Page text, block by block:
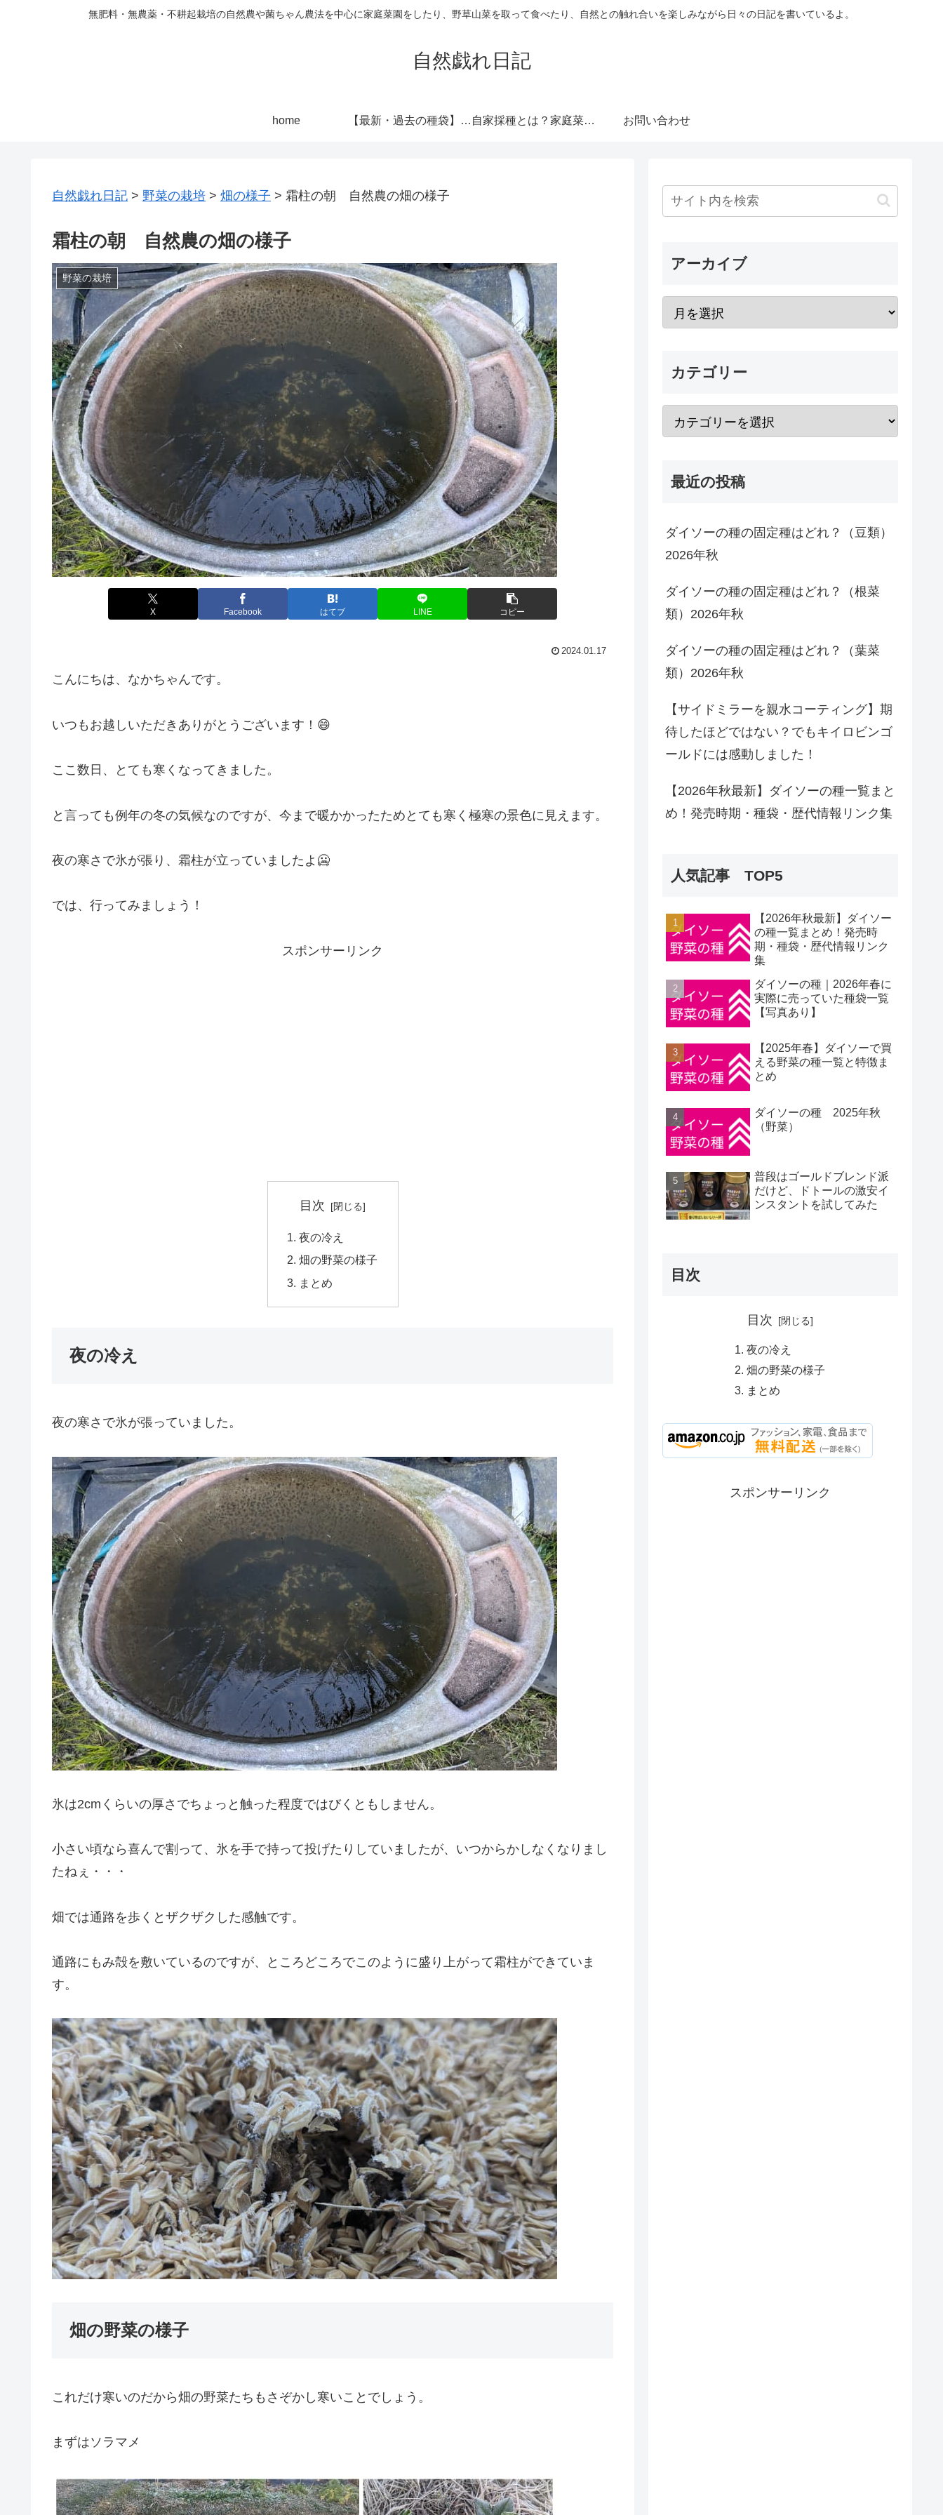
無肥料・無農薬・不耕起栽培の自然農や菌ちゃん農法を中心に家庭菜園をしたり、野草山菜を取って食べたり、自然との触れ合いを楽しみながら日々の日記を書いているよ。
自然戯れ日記
home 【最新・過去の種袋】ダイソーの種一覧まとめ！発売時期・全種類・栽培記録歴代リンク集 自家採種とは？家庭菜園で種をつなぐという選択 お問い合わせ
自然戯れ日記 > 野菜の栽培 > 畑の様子 > 霜柱の朝 自然農の畑の様子
霜柱の朝 自然農の畑の様子
野菜の栽培
X Facebook はてブ LINE コピー
2024.01.17
こんにちは、なかちゃんです。
いつもお越しいただきありがとうございます！😄
ここ数日、とても寒くなってきました。
と言っても例年の冬の気候なのですが、今まで暖かかったためとても寒く極寒の景色に見えます。
夜の寒さで氷が張り、霜柱が立っていましたよ🥶
では、行ってみましょう！
スポンサーリンク
目次
夜の冷え
畑の野菜の様子
まとめ
夜の冷え
夜の寒さで氷が張っていました。
氷は2cmくらいの厚さでちょっと触った程度ではびくともしません。
小さい頃なら喜んで割って、氷を手で持って投げたりしていましたが、いつからかしなくなりまし
たねぇ・・・
畑では通路を歩くとザクザクした感触です。
通路にもみ殻を敷いているのですが、ところどころでこのように盛り上がって霜柱ができていま
す。
畑の野菜の様子
これだけ寒いのだから畑の野菜たちもさぞかし寒いことでしょう。
まずはソラマメ
アーカイブ
カテゴリー
最近の投稿
ダイソーの種の固定種はどれ？（豆類）
2026年秋
ダイソーの種の固定種はどれ？（根菜
類）2026年秋
ダイソーの種の固定種はどれ？（葉菜
類）2026年秋
【サイドミラーを親水コーティング】期
待したほどではない？でもキイロビンゴ
ールドには感動しました！
【2026年秋最新】ダイソーの種一覧まと
め！発売時期・種袋・歴代情報リンク集
人気記事 TOP5
【2026年秋最新】ダイソー
の種一覧まとめ！発売時
期・種袋・歴代情報リンク
集
ダイソーの種｜2026年春に
実際に売っていた種袋一覧
【写真あり】
【2025年春】ダイソーで買
える野菜の種一覧と特徴ま
とめ
ダイソーの種 2025年秋
（野菜）
普段はゴールドブレンド派
だけど、ドトールの激安イ
ンスタントを試してみた
目次
目次
夜の冷え
畑の野菜の様子
まとめ
スポンサーリンク